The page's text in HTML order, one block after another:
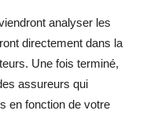
analyser les
directement dans la
Une fois terminé,
assureurs qui
en fonction de votre